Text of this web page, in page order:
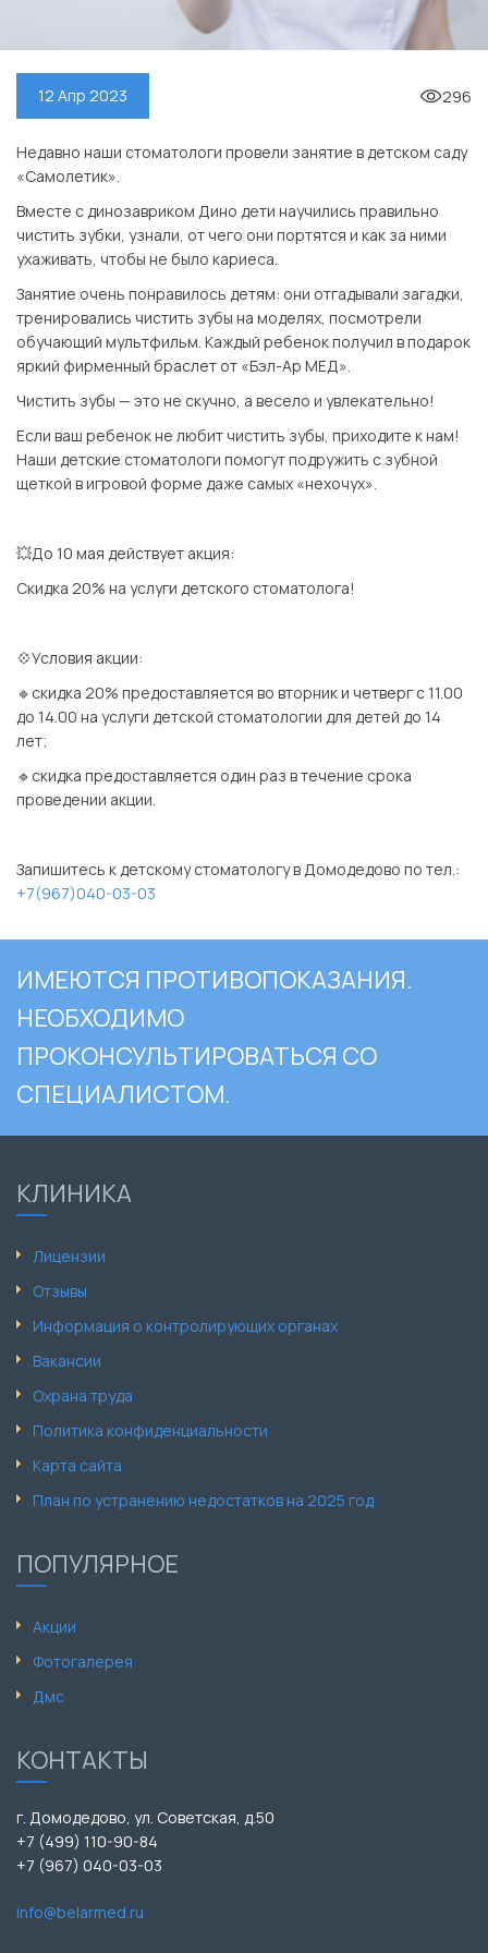
12 Апр 2023 296
Недавно наши стоматологи провели занятие в детском саду
«Самолетик».
Вместе с динозавриком Дино дети научились правильно
чистить зубки, узнали, от чего они портятся и как за ними
ухаживать, чтобы не было кариеса.
Занятие очень понравилось детям: они отгадывали загадки,
тренировались чистить зубы на моделях, посмотрели
обучающий мультфильм. Каждый ребенок получил в подарок
яркий фирменный браслет от «Бэл-Ар МЕД».
Чистить зубы — это не скучно, а весело и увлекательно!
Если ваш ребенок не любит чистить зубы, приходите к нам!
Наши детские стоматологи помогут подружить с зубной
щеткой в игровой форме даже самых «нехочух».
💥До 10 мая действует акция:
Скидка 20% на услуги детского стоматолога!
💠Условия акции:
🔹скидка 20% предоставляется во вторник и четверг с 11.00
до 14.00 на услуги детской стоматологии для детей до 14
лет;
🔹скидка предоставляется один раз в течение срока
проведении акции.
Запишитесь к детскому стоматологу в Домодедово по тел.:
+7(967)040-03-03
ИМЕЮТСЯ ПРОТИВОПОКАЗАНИЯ.
НЕОБХОДИМО
ПРОКОНСУЛЬТИРОВАТЬСЯ СО
СПЕЦИАЛИСТОМ.
КЛИНИКА
Лицензии
Отзывы
Информация о контролирующих органах
Вакансии
Охрана труда
Политика конфиденциальности
Карта сайта
План по устранению недостатков на 2025 год
ПОПУЛЯРНОЕ
Акции
Фотогалерея
Дмс
КОНТАКТЫ
г. Домодедово, ул. Советская, д.50
+7 (499) 110-90-84
+7 (967) 040-03-03
info@belarmed.ru